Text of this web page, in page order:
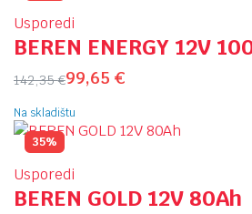
Usporedi
BEREN ENERGY 12V
142,35€99,65 €
Na skladištu
35%
Usporedi
BEREN GOLD 12V 80Ah